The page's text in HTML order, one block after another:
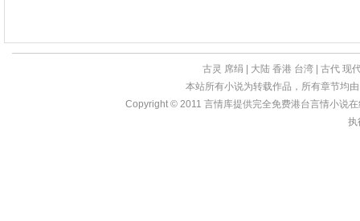
古灵 席绢 大陆 香港 台湾 古代 现
本站所有小说为转载作品，所有章节均
Copyright © 2011 言情库提供完全免费港台言情小说
执